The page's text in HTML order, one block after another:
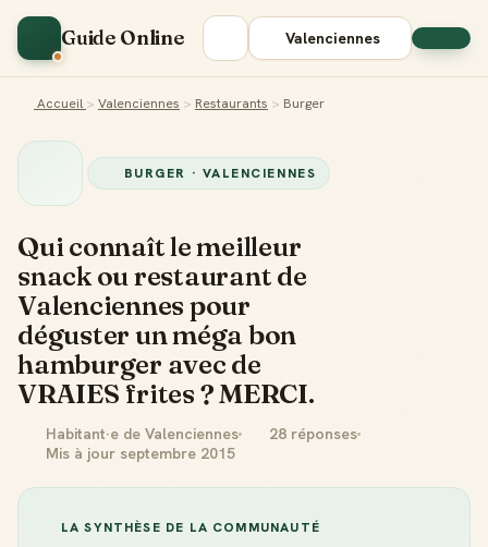
Guide Online Valenciennes
Accueil > Valenciennes > Restaurants > Burger
BURGER · VALENCIENNES
Qui connaît le meilleur
snack ou restaurant de
Valenciennes pour
déguster un méga bon
hamburger avec de
VRAIES frites ? MERCI.
Habitant·e de Valenciennes
28 réponses
Mis à jour septembre 2015
LA SYNTHÈSE DE LA COMMUNAUTÉ